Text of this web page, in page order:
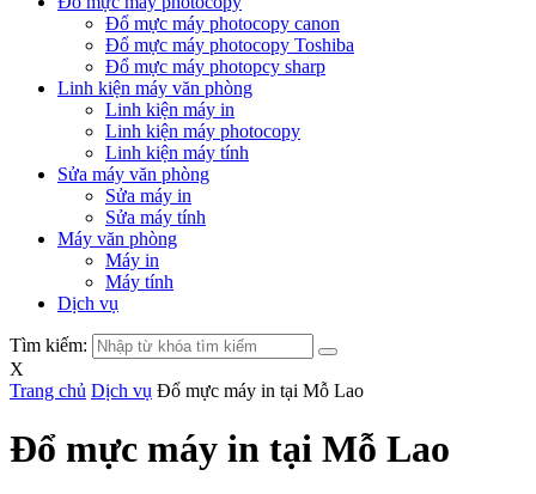
Đổ mực máy photocopy canon
Đổ mực máy photocopy Toshiba
Đổ mực máy photopcy sharp
Linh kiện máy văn phòng
Linh kiện máy in
Linh kiện máy photocopy
Linh kiện máy tính
Sửa máy văn phòng
Sửa máy in
Sửa máy tính
Máy văn phòng
Máy in
Máy tính
Dịch vụ
Tìm kiếm:
X
Trang chủ Dịch vụ Đổ mực máy in tại Mỗ Lao
Đổ mực máy in tại Mỗ Lao